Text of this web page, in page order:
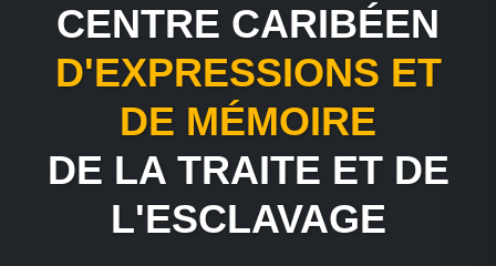
CENTRE CARIBÉEN
D'EXPRESSIONS ET
DE MÉMOIRE
DE LA TRAITE ET DE
L'ESCLAVAGE